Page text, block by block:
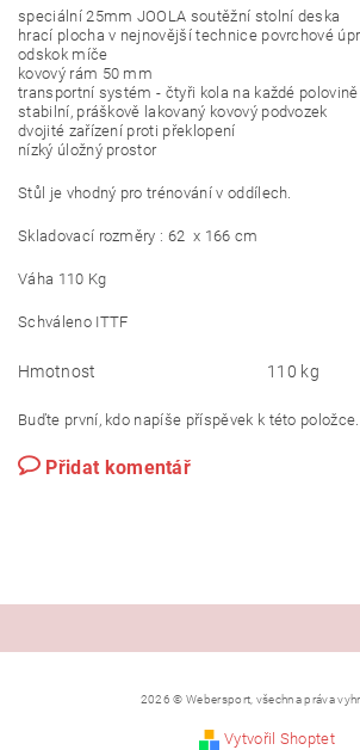
speciální 25mm JOOLA soutěžní stolní deska
hrací plocha v nejnovější technice povrchové
odskok míče
kovový rám 50 mm
transportní systém - čtyři kola na každé polovině
stabilní, práškově lakovaný kovový podvozek
dvojité zařízení proti překlopení
nízký úložný prostor
Stůl je vhodný pro trénování v oddílech.
Skladovací rozměry : 62 x 166 cm
Váha 110 Kg
Schváleno ITTF
Hmotnost 110 kg
Buďte první, kdo napíše příspěvek k této položce.
Přidat komentář
2026 © Webersport, všechna práva
Vytvořil Shoptet